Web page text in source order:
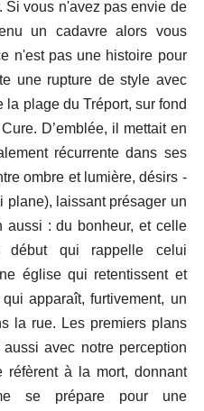
Si vous n'avez pas envie de
un cadavre alors vous
n'est pas une histoire pour
une rupture de style avec
plage du Tréport, sur fond
D’emblée, il mettait en
récurrente dans ses
ombre et lumière, désirs -
plane), laissant présager un
aussi : du bonheur, et celle
qui rappelle celui
église qui retentissent et
apparaît, furtivement, un
la rue. Les premiers plans
avec notre perception
à la mort, donnant
se prépare pour une